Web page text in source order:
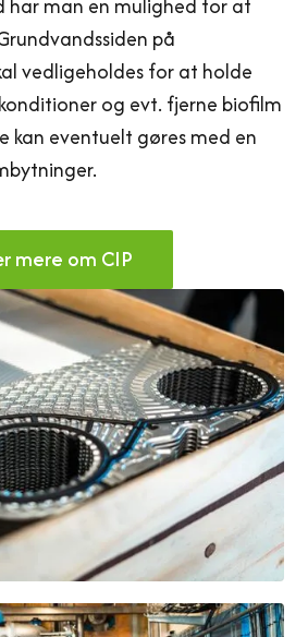
på
vedligeholdes for at holde
og evt. fjerne biofilm
kan eventuelt gøres med en
mere om CIP